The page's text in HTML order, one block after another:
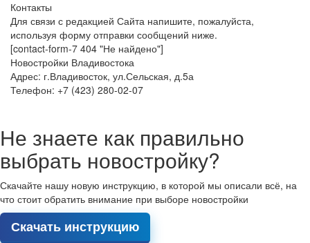
Контакты
Для связи с редакцией Сайта напишите, пожалуйста,
используя форму отправки сообщений ниже.
[contact-form-7 404 "Не найдено"]
Новостройки Владивостока
Адрес: г.Владивосток, ул.Сельская, д.5а
Телефон: +7 (423) 280-02-07
Не знаете как правильно
выбрать новостройку?
Скачайте нашу новую инструкцию, в которой мы описали всё, на
что стоит обратить внимание при выборе новостройки
Скачать инструкцию